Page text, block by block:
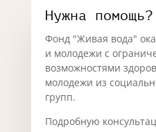
Нужна помощь?
Фонд "Живая вода"
и молодежи с
возможностями
молодежи из
групп.
Подробную